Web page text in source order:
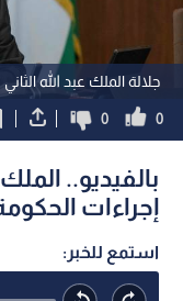
جلالة الملك عبد الله الثاني
0
0
بالفيديو..
إجراءات
استمع للخبر: